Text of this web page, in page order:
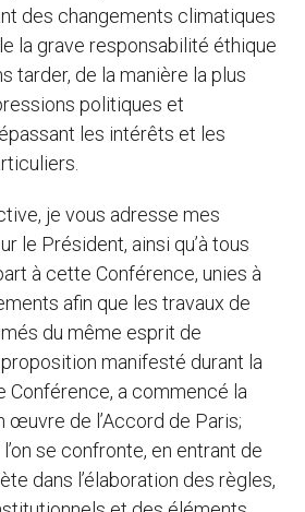
des changements climatiques
la grave responsabilité éthique
tarder, de la manière la plus
politiques et
les intérêts et les
je vous adresse mes
le Président, ainsi qu’à tous
à cette Conférence, unies à
afin que les travaux de
du même esprit de
manifesté durant la
Conférence, a commencé la
œuvre de l’Accord de Paris;
se confronte, en entrant de
dans l’élaboration des règles,